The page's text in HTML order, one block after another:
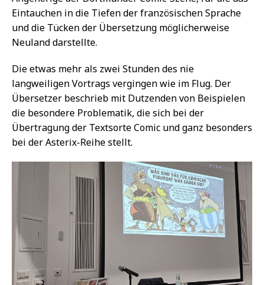
Eintauchen in die Tiefen der französischen Sprache
und die Tücken der Übersetzung möglicherweise
Neuland darstellte.
Die etwas mehr als zwei Stunden des nie
langweiligen Vortrags vergingen wie im Flug. Der
Übersetzer beschrieb mit Dutzenden von Beispielen
die besondere Problematik, die sich bei der
Übertragung der Textsorte Comic und ganz besonders
bei der Asterix-Reihe stellt.